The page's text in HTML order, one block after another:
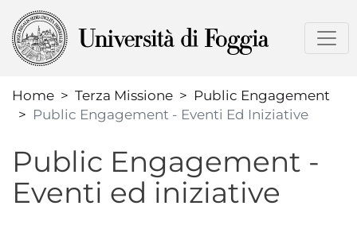
al
contenuto
Home
Terza Missione
Public Engagement
Public Engagement - Eventi Ed Iniziative
Public Engagement -
Eventi ed iniziative